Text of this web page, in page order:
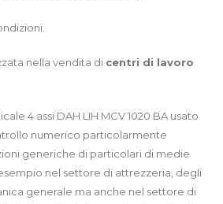
nella vendita di centri di lavoro
4 assi DAH LIH MCV 1020 BA usato
numerico particolarmente
generiche di particolari di medie
nel settore di attrezzeria, degli
generale ma anche nel settore di